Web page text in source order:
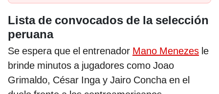
Lista de convocados de la selección
peruana
Se espera que el entrenador Mano Menezes le
brinde minutos a jugadores como Joao
Grimaldo, César Inga y Jairo Concha en el